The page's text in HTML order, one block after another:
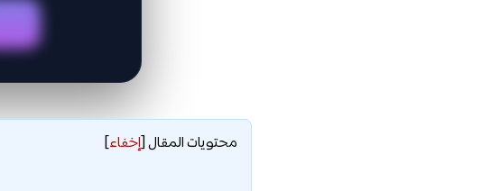
محتويات المقال[إخفاء]